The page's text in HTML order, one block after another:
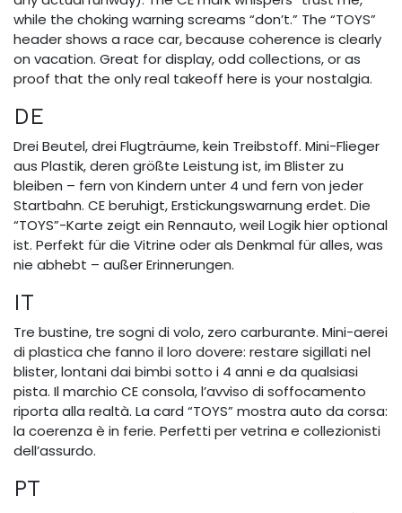
while the choking warning screams “don’t.” The “TOYS”
header shows a race car, because coherence is clearly
on vacation. Great for display, odd collections, or as
proof that the only real takeoff here is your nostalgia.
DE
Drei Beutel, drei Flugträume, kein Treibstoff. Mini-Flieger
aus Plastik, deren größte Leistung ist, im Blister zu
bleiben – fern von Kindern unter 4 und fern von jeder
Startbahn. CE beruhigt, Erstickungswarnung erdet. Die
“TOYS”-Karte zeigt ein Rennauto, weil Logik hier optional
ist. Perfekt für die Vitrine oder als Denkmal für alles, was
nie abhebt – außer Erinnerungen.
IT
Tre bustine, tre sogni di volo, zero carburante. Mini-aerei
di plastica che fanno il loro dovere: restare sigillati nel
blister, lontani dai bimbi sotto i 4 anni e da qualsiasi
pista. Il marchio CE consola, l’avviso di soffocamento
riporta alla realtà. La card “TOYS” mostra auto da corsa:
la coerenza è in ferie. Perfetti per vetrina e collezionisti
dell’assurdo.
PT